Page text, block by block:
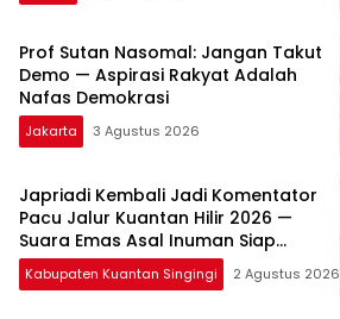
Prof Sutan Nasomal: Jangan Takut
Demo — Aspirasi Rakyat Adalah
Nafas Demokrasi
Jakarta 3 Agustus 2026
Japriadi Kembali Jadi Komentator
Pacu Jalur Kuantan Hilir 2026 —
Suara Emas Asal Inuman Siap
Menggema di Tepian Lubuok Sobae
Basogha
Kabupaten Kuantan Singingi 2 Agustus 2026